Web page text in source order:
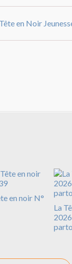
en Noir
en noir N°
La